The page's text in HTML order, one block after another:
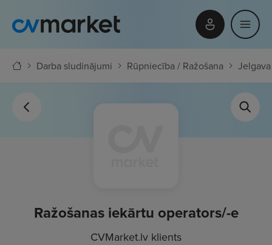
Darba sludinājumi Rūpniecība / Ražošana Jelgava
Ražošanas iekārtu operators/-e
CVMarket.lv klients